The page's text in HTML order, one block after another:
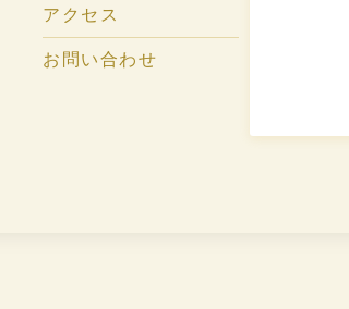
アクセス
お問い合わせ